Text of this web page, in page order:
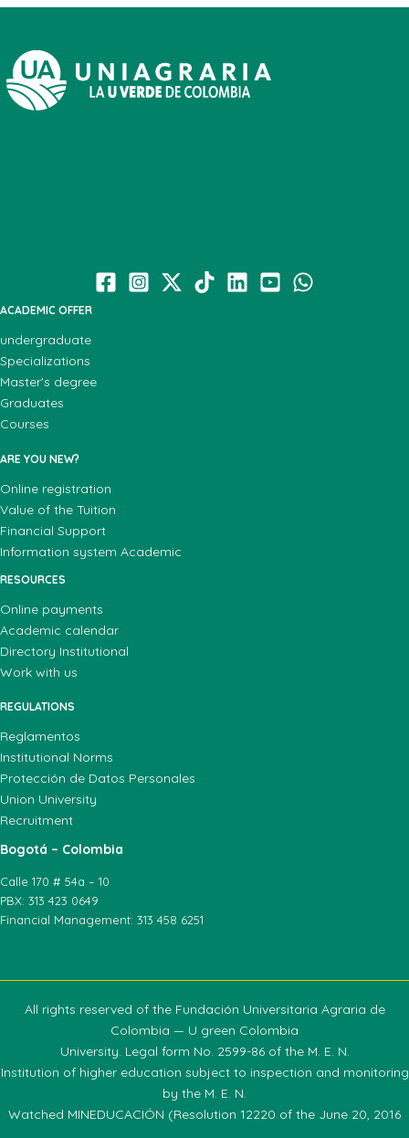
ACADEMIC OFFER
undergraduate
Specializations
Master's degree
Graduates
Courses
ARE YOU NEW?
Online registration
Value of the Tuition
Financial Support
Information system Academic
RESOURCES
Online payments
Academic calendar
Directory Institutional
Work with us
REGULATIONS
Reglamentos
Institutional Norms
Protección de Datos Personales
Union University
Recruitment
Bogotá – Colombia
Calle 170 # 54a – 10
PBX: 313 423 0649
Financial Management: 313 458 6251
All rights reserved of the Fundación Universitaria Agraria de
Colombia — U green Colombia
University. Legal form No. 2599-86 of the M. E. N.
Institution of higher education subject to inspection and monitoring
by the M. E. N.
Watched MINEDUCACIÓN (Resolution 12220 of the June 20, 2016